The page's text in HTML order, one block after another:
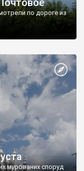
по дороге из
мурованих споруд